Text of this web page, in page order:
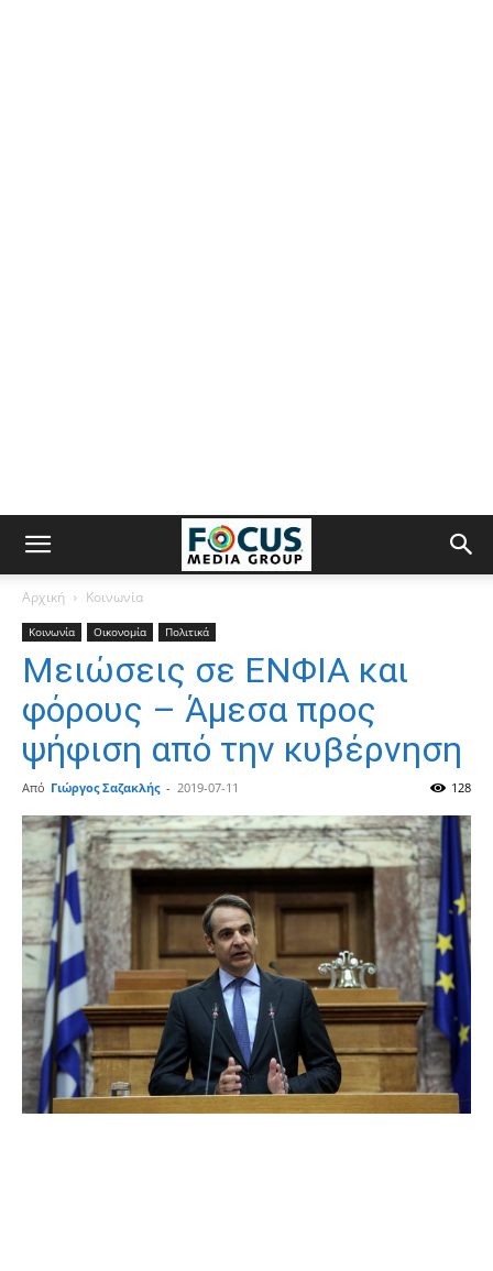
Αρχική Κοινωνία
Κοινωνία Οικονομία Πολιτικά
Μειώσεις σε ΕΝΦΙΑ και
φόρους – Άμεσα προς
ψήφιση από την κυβέρνηση
Από Γιώργος Σαζακλής - 2019-07-11 128